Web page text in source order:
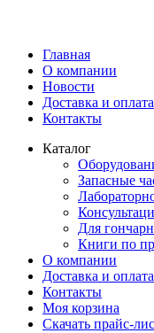
Главная
О компании
Новости
Доставка и оплата
Контакты
Каталог
Запасные
Для
Книги по
О компании
Доставка и оплата
Контакты
Моя корзина
Скачать прайс-